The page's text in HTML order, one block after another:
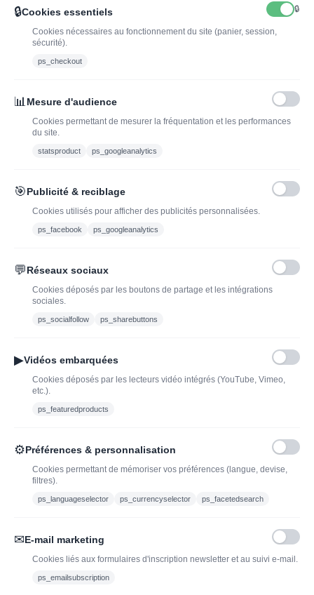
J'ADOPTEUNVIN
J'ai lu et j'accepte les conditions générales de vente
Offres du moment
Bouteilles d'exception
à découvrir| J’adopte un
vin
bouteille de champagne,
Caviste en ligne pour l’adoption de vin, champagne,
contact@jadopteunvin.fr
🔒Cookies essentiels 🔒
Cookies nécessaires au fonctionnement du site (panier, session,
sécurité).
ps_checkout
📊 Mesure d'audience
Cookies permettant de mesurer la fréquentation et les performances
du site.
statsproduct ps_googleanalytics
🎯Publicité & reciblage
Cookies utilisés pour afficher des publicités personnalisées.
ps_facebook ps_googleanalytics
💬Réseaux sociaux
Cookies déposés par les boutons de partage et les intégrations
sociales.
ps_socialfollow ps_sharebuttons
▶Vidéos embarquées
Cookies déposés par les lecteurs vidéo intégrés (YouTube, Vimeo,
etc.).
ps_featuredproducts
⚙Préférences & personnalisation
Cookies permettant de mémoriser vos préférences (langue, devise,
filtres).
ps_languageselector ps_currencyselector ps_facetedsearch
✉E-mail marketing
Cookies liés aux formulaires d'inscription newsletter et au suivi e-mail.
ps_emailsubscription